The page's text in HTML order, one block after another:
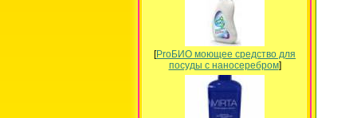
[ProБИО моющее средство для
посуды c наносеребром]